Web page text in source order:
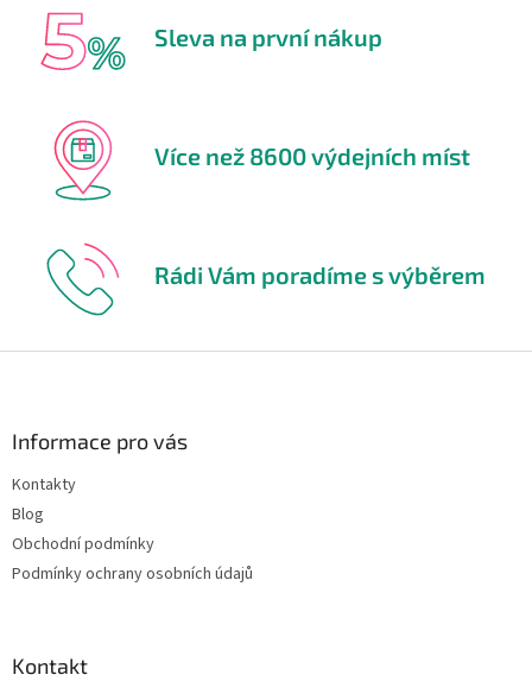
Sleva na první nákup
Více než 8600 výdejních míst
Rádi Vám poradíme s výběrem
Informace pro vás
Kontakty
Blog
Obchodní podmínky
Podmínky ochrany osobních údajů
Kontakt